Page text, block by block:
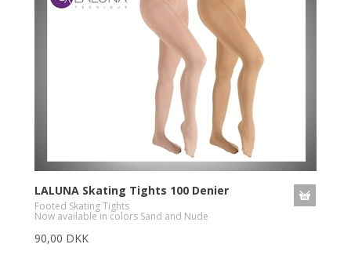
LALUNA Skating Tights 100 Denier
Footed Skating Tights
Now available in colors Sand and Nude
90,00 DKK